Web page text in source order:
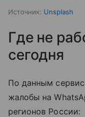
Источник: Unsplash
Где не
сегодня
По данным
жалобы на
регионов России: